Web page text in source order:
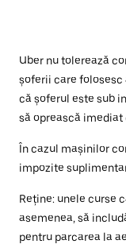
Uber nu tolerează
șoferii care folosesc
că șoferul este sub
să oprească imediat
În cazul mașinilor
impozite
Reține: unele curse
asemenea, să
pentru parcarea la